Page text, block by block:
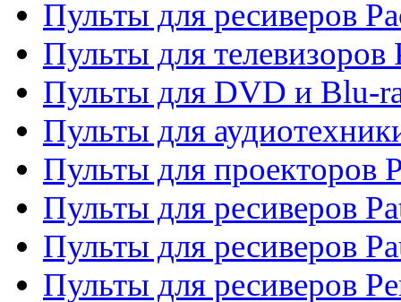
Пульты для ресиверов
Пульты для телевизоров
Пульты для DVD и Blu-
Пульты для
Пульты для проекторов
Пульты для ресиверов
Пульты для ресиверов
Пульты для ресиверов